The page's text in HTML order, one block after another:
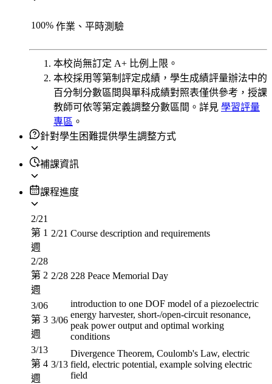
100% 作業、平時測驗
本校尚無訂定 A+ 比例上限。
本校採用等第制評定成績，學生成績評量辦法中的
百分制分數區間與單科成績對照表僅供參考，授課
教師可依等第定義調整分數區間。詳見 學習評量
專區 。
針對學生困難提供學生調整方式
補課資訊
課程進度
2/21
第 1
週
2/21 Course description and requirements
2/28
第 2
週
2/28 228 Peace Memorial Day
3/06
第 3
週
3/06
introduction to one DOF model of a piezoelectric
energy harvester, short-/open-circuit resonance,
peak power output and optimal working
conditions
3/13
第 4
週
3/13
Divergence Theorem, Coulomb's Law, electric
field, electric potential, example solving electric
field